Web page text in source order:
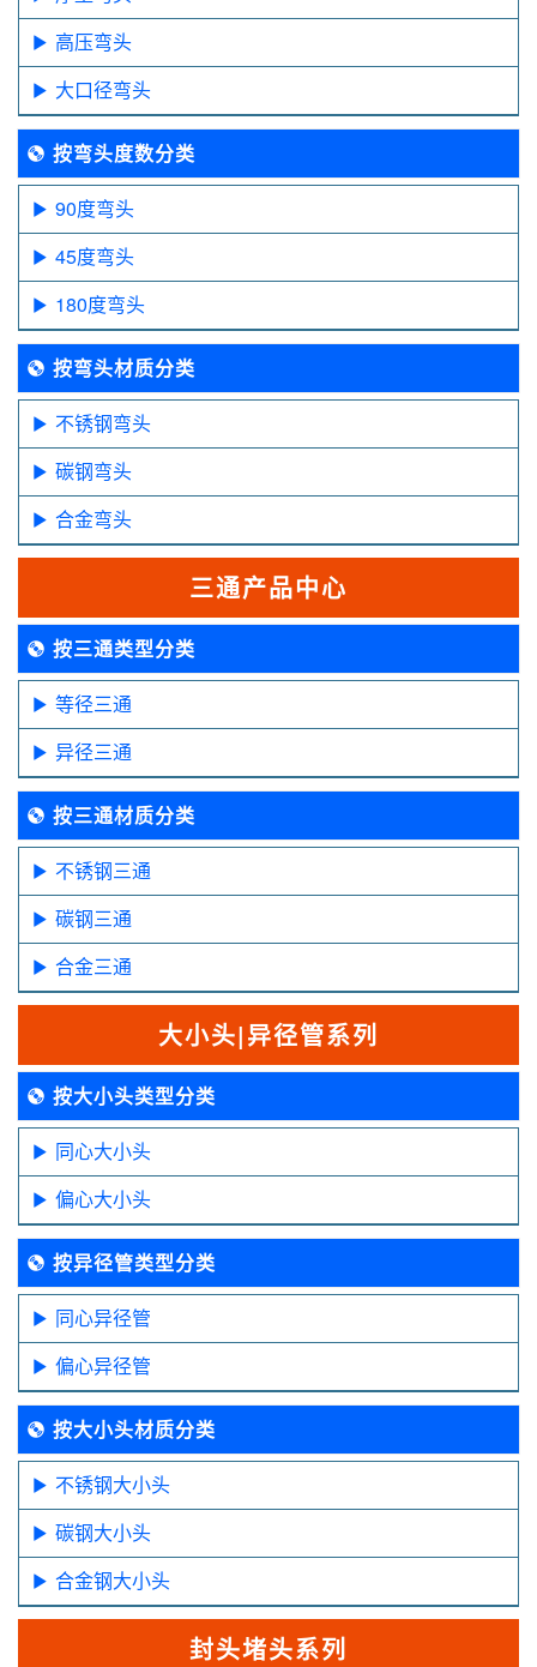
高压弯头
大口径弯头
按弯头度数分类
90度弯头
45度弯头
180度弯头
按弯头材质分类
不锈钢弯头
碳钢弯头
合金弯头
三通产品中心
按三通类型分类
等径三通
异径三通
按三通材质分类
不锈钢三通
碳钢三通
合金三通
大小头|异径管系列
按大小头类型分类
同心大小头
偏心大小头
按异径管类型分类
同心异径管
偏心异径管
按大小头材质分类
不锈钢大小头
碳钢大小头
合金钢大小头
封头堵头系列